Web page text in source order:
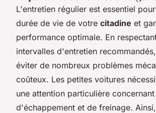
L'entretien régulier est essentiel
durée de vie de votre citadine et
performance optimale. En
intervalles d'entretien
éviter de nombreux problèmes
coûteux. Les petites voitures
une attention particulière
d'échappement et de freinage.